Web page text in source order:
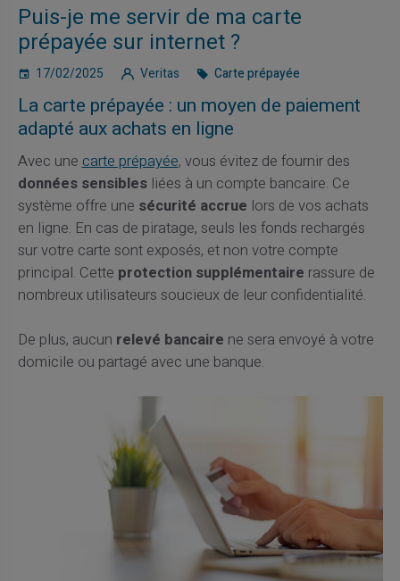
Puis-je me servir de ma carte
prépayée sur internet ?
17/02/2025 Veritas Carte prépayée
La carte prépayée : un moyen de paiement
adapté aux achats en ligne
Avec unecarte prépayée, vous évitez de fournir des
données sensiblesliées à un compte bancaire. Ce
système offre une sécurité accrue lors de vos achats
en ligne. En cas de piratage, seuls les fonds rechargés
sur votre carte sont exposés, et non votre compte
principal. Cette protection supplémentaire rassure de
nombreux utilisateurs soucieux de leur confidentialité.
De plus, aucun relevé bancaire ne sera envoyé à votre
domicile ou partagé avec une banque.